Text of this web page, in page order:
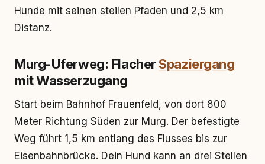
Hunde mit seinen steilen Pfaden und 2,5 km
Distanz.
Murg-Uferweg: FlacherSpaziergang
mit Wasserzugang
Start beim Bahnhof Frauenfeld, von dort 800
Meter Richtung Süden zur Murg. Der befestigte
Weg führt 1,5 km entlang des Flusses bis zur
Eisenbahnbrücke. Dein Hund kann an drei Stellen